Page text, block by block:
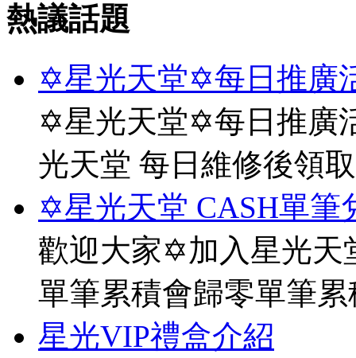
熱議話題
✡星光天堂✡每日推廣
✡星光天堂✡每日推廣
光天堂 每日維修後領
✡星光天堂 CASH單筆
歡迎大家✡加入星光天
單筆累積會歸零單筆
星光VIP禮盒介紹